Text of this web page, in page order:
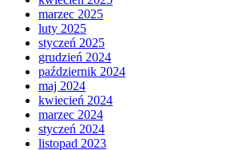
marzec 2025
luty 2025
styczeń 2025
grudzień 2024
październik 2024
maj 2024
kwiecień 2024
marzec 2024
styczeń 2024
listopad 2023